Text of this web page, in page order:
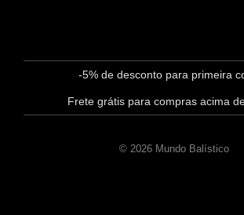
-5% de desconto para primeira
Frete grátis para compras acima
© 2026 Mundo Balístico